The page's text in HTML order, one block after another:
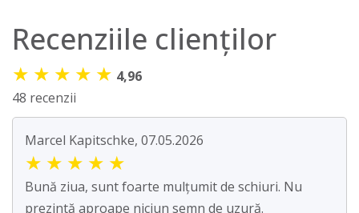
Recenziile clienților
★ ★ ★ ★ ★ 4,96
48 recenzii
Marcel Kapitschke, 07.05.2026
★ ★ ★ ★ ★
Bună ziua, sunt foarte mulțumit de schiuri. Nu
prezintă aproape niciun semn de uzură.